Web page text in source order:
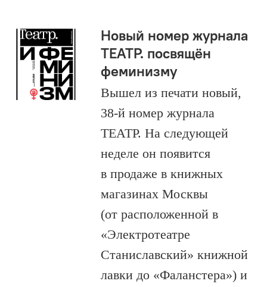
Новый номер журнала
ТЕАТР. посвящён
феминизму
Вышел из печати новый,
38-й номер журнала
ТЕАТР. На следующей
неделе он появится
в продаже в книжных
магазинах Москвы
(от расположенной в
«Электротеатре
Станиславский» книжной
лавки до «Фаланстера») и